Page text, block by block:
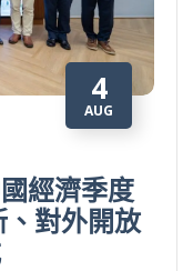
4
AUG
經濟季度
對外開放